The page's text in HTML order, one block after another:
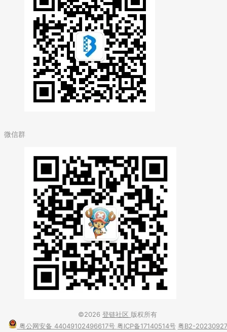
微信群
©2026 登链社区 版权所有
粤公网安备 44049102496617号 粤ICP备17140514号 粤B2-20230927